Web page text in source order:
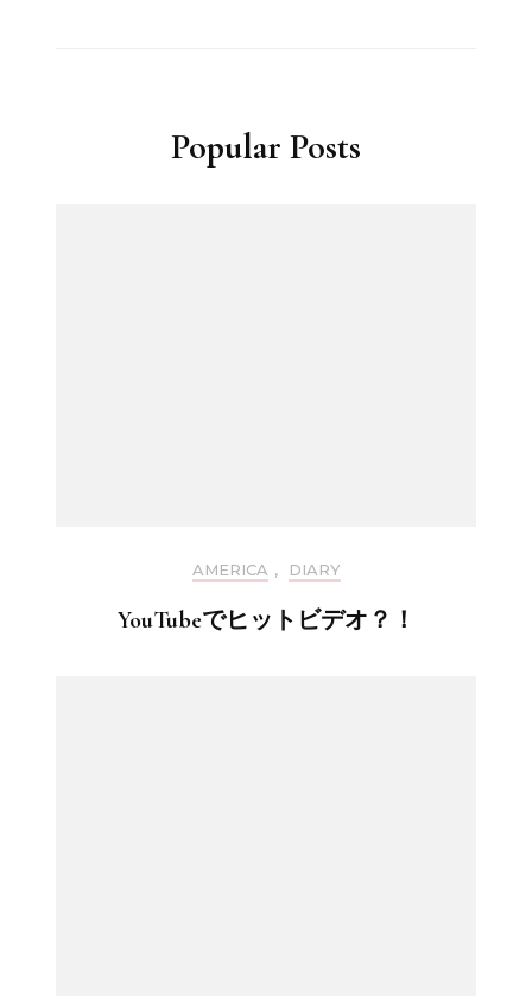
Popular Posts
AMERICA , DIARY
YouTubeでヒットビデオ？！